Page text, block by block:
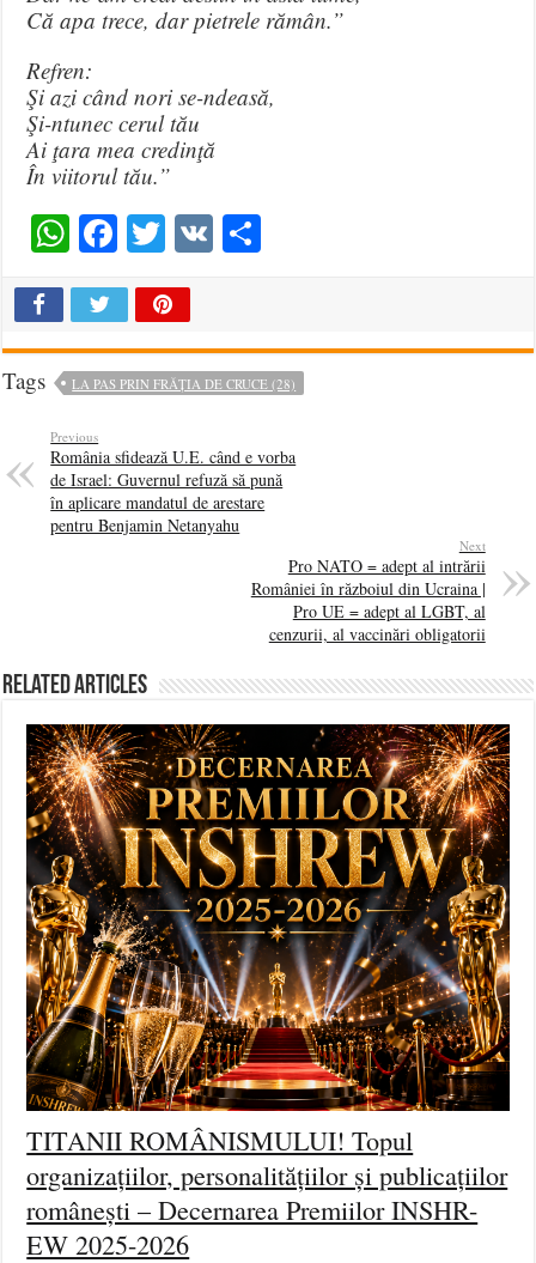
Că apa trece, dar pietrele rămân.”
Refren:
Şi azi când nori se-ndeasă,
Şi-ntunec cerul tău
Ai ţara mea credinţă
În viitorul tău.”
WhatsApp
Facebook
Twitter
VK
Tags LA PAS PRIN FRĂȚIA DE CRUCE (28)
Previous
România sfidează U.E. când e vorba
de Israel: Guvernul refuză să pună
în aplicare mandatul de arestare
pentru Benjamin Netanyahu
Next
Pro NATO = adept al intrării
României în războiul din Ucraina |
Pro UE = adept al LGBT, al
cenzurii, al vaccinări obligatorii
Related Articles
TITANII ROMÂNISMULUI! Topul
organizațiilor, personalitățiilor și publicațiilor
românești – Decernarea Premiilor INSHR-
EW 2025-2026